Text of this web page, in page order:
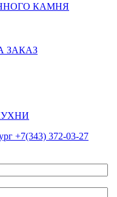
КАМНЯ
ЗАКАЗ
+7(343) 372-03-27